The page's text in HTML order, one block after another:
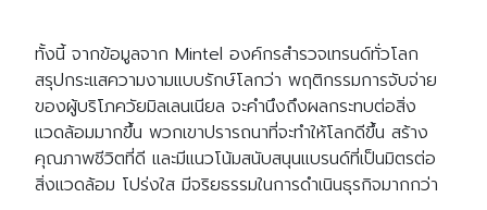
ทั้งนี้ จากข้อมูลจาก Mintel องค์กรสำรวจเทรนด์ทั่วโลก
สรุปกระแสความงามแบบรักษ์โลกว่า พฤติกรรมการจับจ่าย
ของผู้บริโภควัยมิลเลนเนียล จะคำนึงถึงผลกระทบต่อสิ่ง
แวดล้อมมากขึ้น พวกเขาปรารถนาที่จะทำให้โลกดีขึ้น สร้าง
คุณภาพชีวิตที่ดี และมีแนวโน้มสนับสนุนแบรนด์ที่เป็นมิตรต่อ
สิ่งแวดล้อม โปร่งใส มีจริยธรรมในการดำเนินธุรกิจมากกว่า